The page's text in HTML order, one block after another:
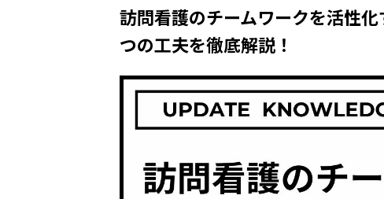
訪問看護のチームワークを活性
つの工夫を徹底解説！